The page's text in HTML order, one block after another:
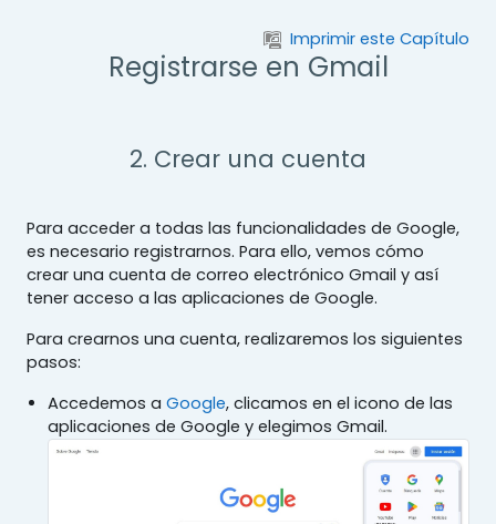
Imprimir este Capítulo
Registrarse en Gmail
2. Crear una cuenta
Para acceder a todas las funcionalidades de Google,
es necesario registrarnos. Para ello, vemos cómo
crear una cuenta de correo electrónico Gmail y así
tener acceso a las aplicaciones de Google.
Para crearnos una cuenta, realizaremos los siguientes
pasos:
Accedemos aGoogle, clicamos en el icono de las
aplicaciones de Google y elegimos Gmail.